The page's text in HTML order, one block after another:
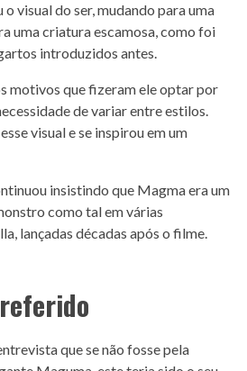
visual do ser, mudando para uma
uma criatura escamosa, como foi
introduzidos antes.
motivos que fizeram ele optar por
de variar entre estilos.
visual e se inspirou em um
insistindo que Magma era um
como tal em várias
lançadas décadas após o filme.
que se não fosse pela